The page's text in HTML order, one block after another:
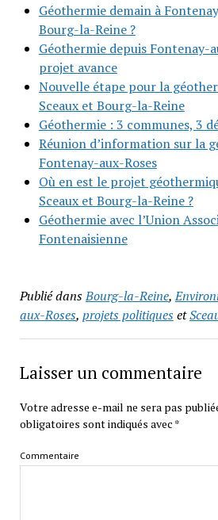
Géothermie demain à
Bourg-la-Reine ?
Géothermie depuis Fontenay-
projet avance
Nouvelle étape pour la
Sceaux et Bourg-la-Reine
Géothermie : 3 communes, 3
Réunion d’information sur la
Fontenay-aux-Roses
Où en est le projet
Sceaux et Bourg-la-Reine ?
Géothermie avec l’Union
Fontenaisienne
Publié dansBourg-la-Reine,
aux-Roses, projets politiqueset
Laisser un commentaire
Votre adresse e-mail ne sera pas
obligatoires sont indiqués avec *
Commentaire